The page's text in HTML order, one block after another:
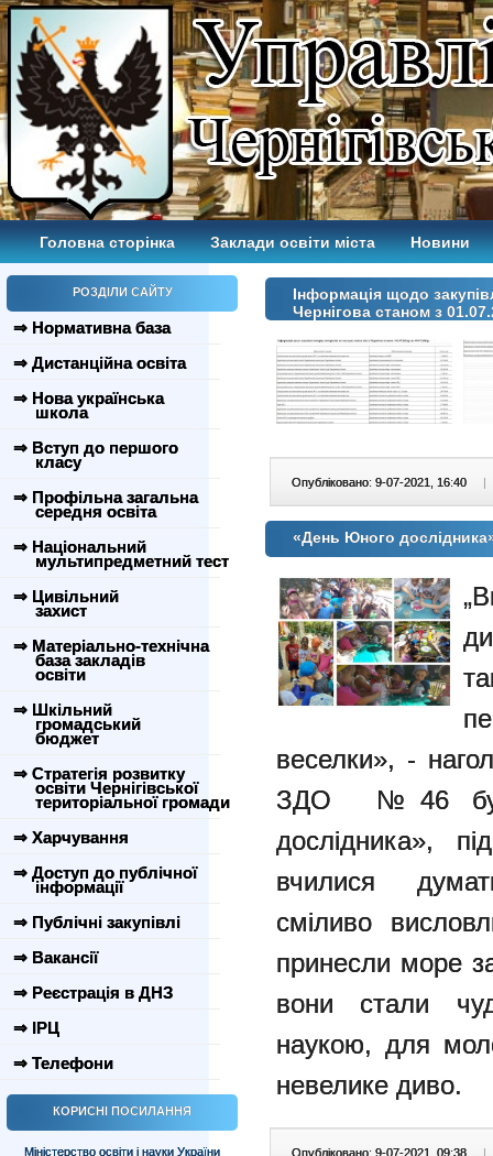
Головна сторінка Заклади освіти міста Новини
РОЗДІЛИ САЙТУ
⇒ Нормативна база
⇒ Дистанційна освіта
⇒ Нова українська
школа
⇒ Вступ до першого
класу
⇒ Профільна загальна
середня освіта
⇒ Національний
мультипредметний тест
⇒ Цивільний
захист
⇒ Матеріально-технічна
база закладів
освіти
⇒ Шкільний
громадський
бюджет
⇒ Стратегія розвитку
освіти Чернігівської
територіальної громади
⇒ Харчування
⇒ Доступ до публічної
інформації
⇒ Публічні закупівлі
⇒ Вакансії
⇒ Реєстрація в ДНЗ
⇒ ІРЦ
⇒ Телефони
КОРИСНІ ПОСИЛАННЯ
Міністерство освіти і науки України
Інформація щодо
Чернігова станом з
Опубліковано: 9-07-2021, 16:40 |
«День Юного
веселки», -
ЗДО №46 був
дослідника»,
вчилися
сміливо
принесли море
вони стали
наукою, для
невелике диво.
Опубліковано: 9-07-2021, 09:38 |